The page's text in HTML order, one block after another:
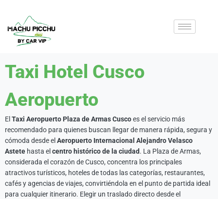
Taxi Hotel Cusco
Aeropuerto
El Taxi Aeropuerto Plaza de Armas Cuscoes el servicio más
recomendado para quienes buscan llegar de manera rápida, segura y
cómoda desde el Aeropuerto Internacional Alejandro Velasco
Astete hasta el centro histórico de la ciudad. La Plaza de Armas,
considerada el corazón de Cusco, concentra los principales
atractivos turísticos, hoteles de todas las categorías, restaurantes,
cafés y agencias de viajes, convirtiéndola en el punto de partida ideal
para cualquier itinerario. Elegir un traslado directo desde el